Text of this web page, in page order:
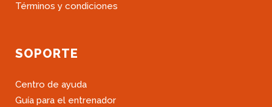
Términos y condiciones
SOPORTE
Centro de ayuda
Guía para el entrenador